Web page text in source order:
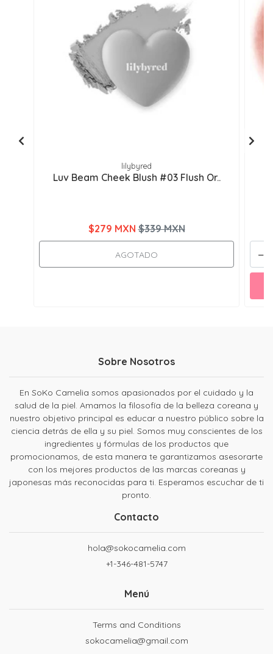
lilybyred
Luv Beam Cheek Blush #03 Flush Or..
$279 MXN $339 MXN
AGOTADO -
Sobre Nosotros
En SoKo Camelia somos apasionados por el cuidado y la
salud de la piel. Amamos la filosofía de la belleza coreana y
nuestro objetivo principal es educar a nuestro público sobre la
ciencia detrás de ella y su piel. Somos muy conscientes de los
ingredientes y fórmulas de los productos que
promocionamos, de esta manera te garantizamos asesorarte
con los mejores productos de las marcas coreanas y
japonesas más reconocidas para ti. Esperamos escuchar de ti
pronto.
Contacto
hola@sokocamelia.com
+1-346-481-5747
Menú
Terms and Conditions
sokocamelia@gmail.com